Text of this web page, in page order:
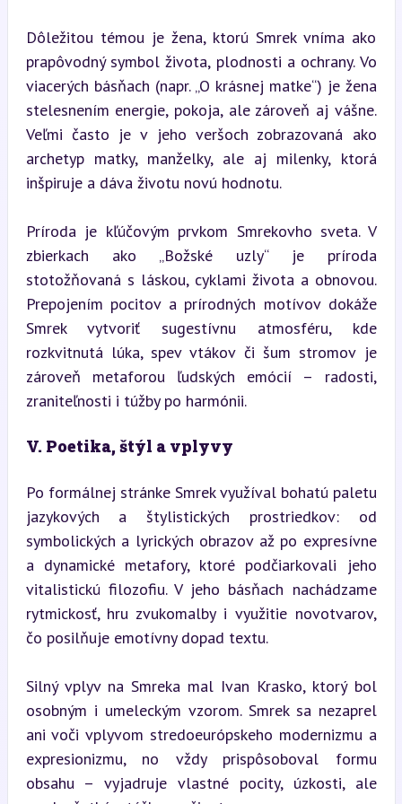
Dôležitou témou je žena, ktorú Smrek vníma ako
prapôvodný symbol života, plodnosti a ochrany. Vo
viacerých básňach (napr. „O krásnej matke“) je žena
stelesnením energie, pokoja, ale zároveň aj vášne.
Veľmi často je v jeho veršoch zobrazovaná ako
archetyp matky, manželky, ale aj milenky, ktorá
inšpiruje a dáva životu novú hodnotu.
Príroda je kľúčovým prvkom Smrekovho sveta. V
zbierkach ako „Božské uzly“ je príroda
stotožňovaná s láskou, cyklami života a obnovou.
Prepojením pocitov a prírodných motívov dokáže
Smrek vytvoriť sugestívnu atmosféru, kde
rozkvitnutá lúka, spev vtákov či šum stromov je
zároveň metaforou ľudských emócií – radosti,
zraniteľnosti i túžby po harmónii.
V. Poetika, štýl a vplyvy
Po formálnej stránke Smrek využíval bohatú paletu
jazykových a štylistických prostriedkov: od
symbolických a lyrických obrazov až po expresívne
a dynamické metafory, ktoré podčiarkovali jeho
vitalistickú filozofiu. V jeho básňach nachádzame
rytmickosť, hru zvukomalby i využitie novotvarov,
čo posilňuje emotívny dopad textu.
Silný vplyv na Smreka mal Ivan Krasko, ktorý bol
osobným i umeleckým vzorom. Smrek sa nezaprel
ani voči vplyvom stredoeurópskeho modernizmu a
expresionizmu, no vždy prispôsoboval formu
obsahu – vyjadruje vlastné pocity, úzkosti, ale